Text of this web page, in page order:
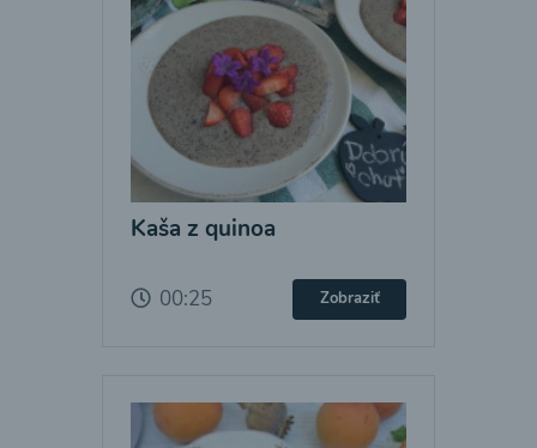
Kaša z quinoa
00:25 Zobraziť